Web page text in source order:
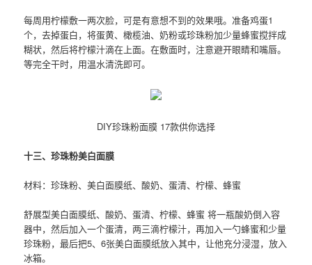
每周用柠檬敷一两次脸，可是有意想不到的效果哦。准备鸡蛋1
个，去掉蛋白，将蛋黄、橄榄油、奶粉或珍珠粉加少量蜂蜜搅拌成
糊状，然后将柠檬汁滴在上面。在敷面时，注意避开眼睛和嘴唇。
等完全干时，用温水清洗即可。
DIY珍珠粉面膜 17款供你选择
十三、珍珠粉美白面膜
材料：珍珠粉、美白面膜纸、酸奶、蛋清、柠檬、蜂蜜
舒展型美白面膜纸、酸奶、蛋清、柠檬、蜂蜜 将一瓶酸奶倒入容
器中，然后加入一个蛋清，两三滴柠檬汁，再加入一勺蜂蜜和少量
珍珠粉，最后把5、6张美白面膜纸放入其中，让他充分浸湿，放入
冰箱。